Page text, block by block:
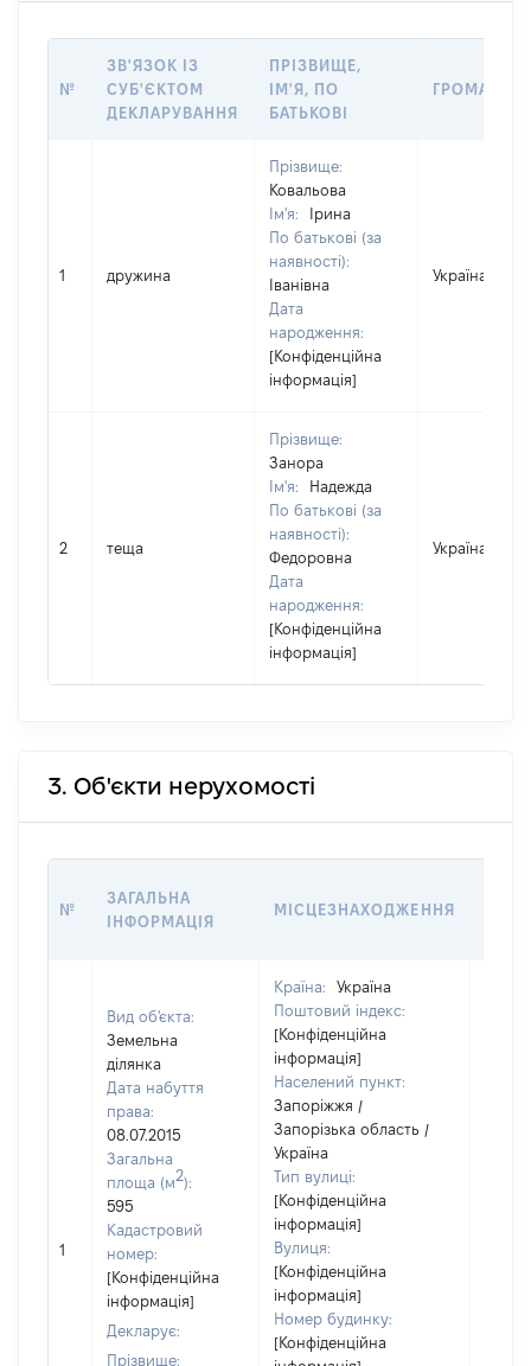
№
ЗВ'ЯЗОК ІЗ
СУБ'ЄКТОМ
ДЕКЛАРУВАННЯ
ПРІЗВИЩЕ,
ІМ'Я, ПО
БАТЬКОВІ
1 дружина
Прізвище:
Ковальова
Ім'я:
Ірина
По батькові (за
наявності):
Іванівна
Дата
народження:
[Конфіденційна
інформація]
Україна
2 теща
Прізвище:
Занора
Ім'я:
Надежда
По батькові (за
наявності):
Федоровна
Дата
народження:
[Конфіденційна
інформація]
Україна
3. Об'єкти нерухомості
№
ЗАГАЛЬНА
ІНФОРМАЦІЯ
МІСЦЕЗНАХОДЖЕННЯ
1
Вид об'єкта:
Земельна
ділянка
Дата набуття
права:
08.07.2015
Загальна
площа (м2):
595
Кадастровий
номер:
[Конфіденційна
інформація]
Декларує:
Прізвище:
Країна:
Україна
Поштовий індекс:
[Конфіденційна
інформація]
Населений пункт:
Запоріжжя /
Запорізька область /
Україна
Тип вулиці:
[Конфіденційна
інформація]
Вулиця:
[Конфіденційна
інформація]
Номер будинку:
[Конфіденційна